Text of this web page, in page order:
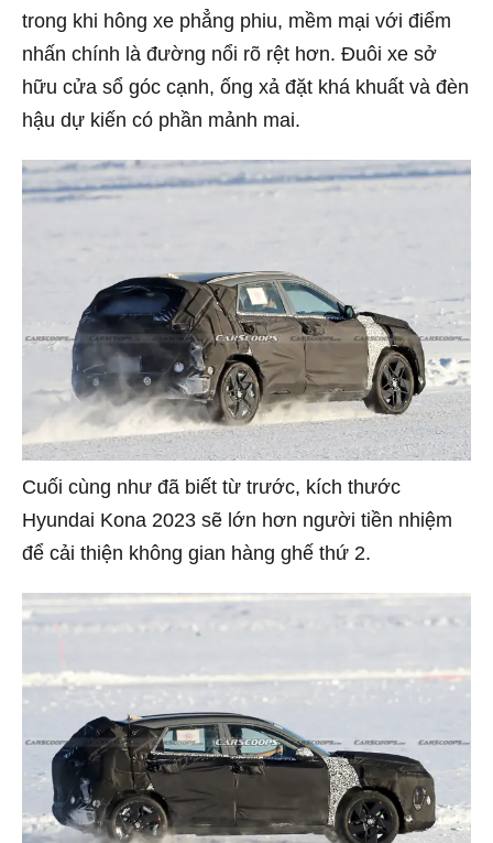
trong khi hông xe phẳng phiu, mềm mại với điểm
nhấn chính là đường nổi rõ rệt hơn. Đuôi xe sở
hữu cửa sổ góc cạnh, ống xả đặt khá khuất và đèn
hậu dự kiến có phần mảnh mai.
Cuối cùng như đã biết từ trước, kích thước
Hyundai Kona 2023 sẽ lớn hơn người tiền nhiệm
để cải thiện không gian hàng ghế thứ 2.